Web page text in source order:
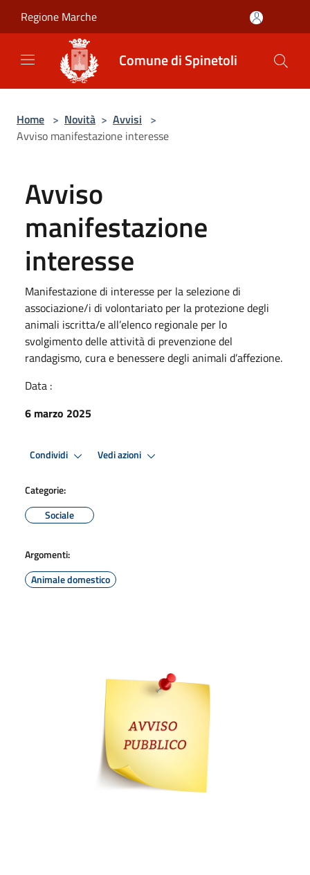
Regione Marche
Comune di Spinetoli
Home > Novità > Avvisi >
Avviso manifestazione interesse
Avviso
manifestazione
interesse
Manifestazione di interesse per la selezione di
associazione/i di volontariato per la protezione degli
animali iscritta/e all’elenco regionale per lo
svolgimento delle attività di prevenzione del
randagismo, cura e benessere degli animali d’affezione.
Data :
6 marzo 2025
Condividi Vedi azioni
Categorie:
Sociale
Argomenti:
Animale domestico